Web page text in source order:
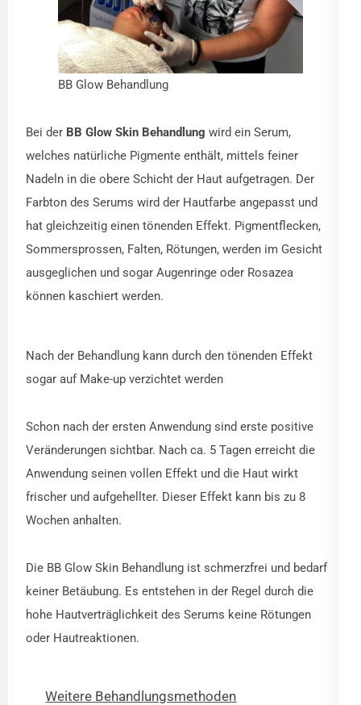
BB Glow Behandlung
Bei der BB Glow Skin Behandlung wird ein Serum,
welches natürliche Pigmente enthält, mittels feiner
Nadeln in die obere Schicht der Haut aufgetragen. Der
Farbton des Serums wird der Hautfarbe angepasst und
hat gleichzeitig einen tönenden Effekt. Pigmentflecken,
Sommersprossen, Falten, Rötungen, werden im Gesicht
ausgeglichen und sogar Augenringe oder Rosazea
können kaschiert werden.
Nach der Behandlung kann durch den tönenden Effekt
sogar auf Make-up verzichtet werden
Schon nach der ersten Anwendung sind erste positive
Veränderungen sichtbar. Nach ca. 5 Tagen erreicht die
Anwendung seinen vollen Effekt und die Haut wirkt
frischer und aufgehellter. Dieser Effekt kann bis zu 8
Wochen anhalten.
Die BB Glow Skin Behandlung ist schmerzfrei und bedarf
keiner Betäubung. Es entstehen in der Regel durch die
hohe Hautverträglichkeit des Serums keine Rötungen
oder Hautreaktionen.
Weitere Behandlungsmethoden